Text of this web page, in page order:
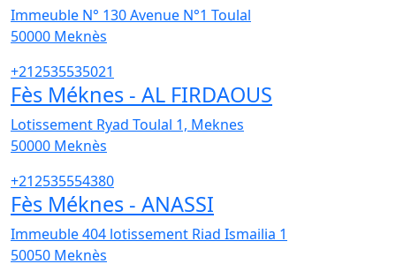
Immeuble N° 130 Avenue N°1 Toulal
50000 Meknès
+212535535021
Fès Méknes - AL FIRDAOUS
Lotissement Ryad Toulal 1, Meknes
50000 Meknès
+212535554380
Fès Méknes - ANASSI
Immeuble 404 lotissement Riad Ismailia 1
50050 Meknès